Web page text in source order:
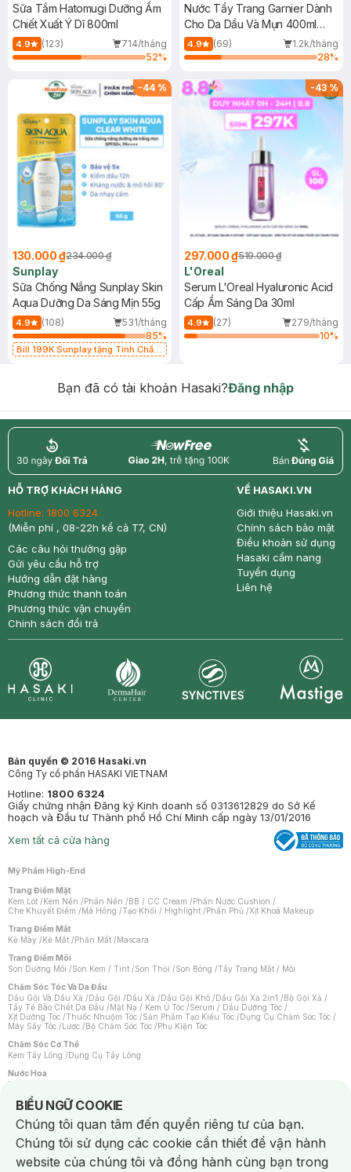
Sữa Tắm Hatomugi Dưỡng Ẩm
Chiết Xuất Ý Dĩ 800ml
4.9 (123)
714/tháng
52%
Nước Tẩy Trang Garnier Dành
Cho Da Dầu Và Mụn 400ml
(Mới)
4.9 (69)
1.2k/tháng
28%
-44 %
130.000 ₫234.000 ₫
Sunplay
Sữa Chống Nắng Sunplay Skin
Aqua Dưỡng Da Sáng Mịn 55g
4.9 (108)
531/tháng
85%
Bill 199K Sunplay tặng Tinh Chất
-43%
297.000 ₫519.000 ₫
L'Oreal
Serum L'Oreal Hyaluronic Acid
Cấp Ẩm Sáng Da 30ml
4.9 (27)
279/tháng
10%
Bạn đã có tài khoản Hasaki?Đăng nhập
return nowfree price
HỖ TRỢ KHÁCH HÀNG
Hotline: 1800 6324
(Miễn phí , 08-22h kể cả T7, CN)
Các câu hỏi thường gặp
Gửi yêu cầu hỗ trợ
Hướng dẫn đặt hàng
Phương thức thanh toán
Phương thức vận chuyển
Chính sách đổi trả
VỀ HASAKI.VN
Giới thiệu Hasaki.vn
Chính sách bảo mật
Điều khoản sử dụng
Hasaki cẩm nang
Tuyển dụng
Liên hệ
Bản quyền © 2016 Hasaki.vn
Công Ty cổ phần HASAKI VIETNAM
Hotline: 1800 6324
Giấy chứng nhận Đăng ký Kinh doanh số 0313612829 do Sở Kế
hoạch và Đầu tư Thành phố Hồ Chí Minh cấp ngày 13/01/2016
Xem tất cả cửa hàng
Mỹ Phẩm High-End
Trang Điểm Mặt
Kem Lót /Kem Nền /Phấn Nền /BB / CC Cream /Phấn Nước Cushion /
Che Khuyết Điểm /Má Hồng /Tạo Khối / Highlight /Phấn Phủ /Xịt Khoá Makeup
Trang Điểm Mắt
Kẻ Mày /Kẻ Mắt /Phấn Mắt /Mascara
Trang Điểm Môi
Son Dưỡng Môi /Son Kem / Tint /Son Thỏi /Son Bóng /Tẩy Trang Mắt / Môi
Chăm Sóc Tóc Và Da Đầu
Dầu Gội Và Dầu Xả /Dầu Gội /Dầu Xả /Dầu Gội Khô /Dầu Gội Xả 2in1 /Bộ Gội Xả /
Tẩy Tế Bào Chết Da Đầu /Mặt Nạ / Kem Ủ Tóc /Serum / Dầu Dưỡng Tóc /
Xịt Dưỡng Tóc /Thuốc Nhuộm Tóc /Sản Phẩm Tạo Kiểu Tóc /Dụng Cụ Chăm Sóc Tóc /
Máy Sấy Tóc /Lược /Bộ Chăm Sóc Tóc /Phụ Kiện Tóc
Chăm Sóc Cơ Thể
Kem Tẩy Lông /Dụng Cụ Tẩy Lông
Nước Hoa
Nước Hoa Nữ
Chăm Sóc Cá Nhân
Chống Muỗi /Khẩu Trang /Máy Massage/Mặt Nạ Xông Hơi /Nước Rửa Tay/
Sản Phẩm Chăm Sóc Khác /Bàn Chải Đánh Răng /Bàn Chải Điện/
Hỗ Trợ Trắng Răng/Kem Đánh Răng /Máy Tăm Nước/ Nước Súc Miệng/
Tăm / Chỉ Nha Khoa/ Xịt Thơm Miệng / Dung Dịch Vệ Sinh/Dưỡng Vùng Kín/
Khăn Ướt Vệ Sinh Vùng Kín/Băng Vệ Sinh/Tampon/Bọt Cạo Râu /Dao Cạo Râu/
Máy Cạo Râu
BIỂU NGỮ COOKIE
Notice about cookies usage
Chúng tôi quan tâm đến quyền riêng tư của bạn.
Chúng tôi sử dụng các cookie cần thiết để vận hành
website của chúng tôi và đồng hành cùng bạn trong